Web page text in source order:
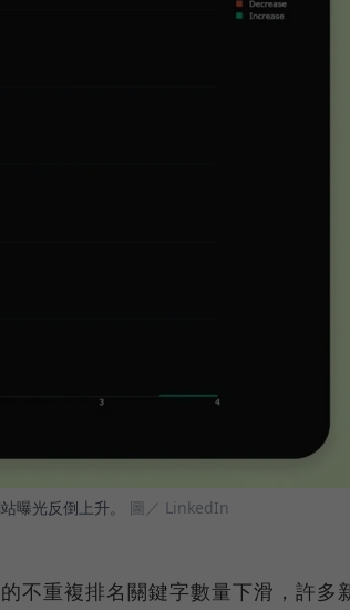
曝光反倒上升。 圖／ LinkedIn
不重複排名關鍵字數量下滑，許多